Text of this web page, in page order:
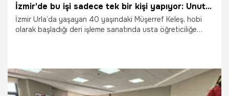
İzmir'de bu işi sadece tek bir kişi yapıyor: Unutulmaya yüz tutan sanatı çivi ile adeta kazıyor
İzmir Urla’da yaşayan 40 yaşındaki Müşerref Keleş, hobi
olarak başladığı deri işleme sanatında usta öğreticiliğe
nakış gibi işleyerek dünyada eşi benzeri olmayan tasarımlar
ortaya çıkarıyor.